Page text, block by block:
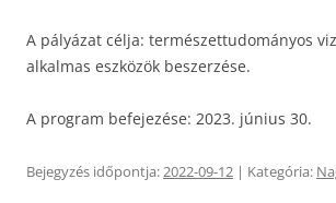
A pályázat célja: természettudományos
alkalmas eszközök beszerzése.
A program befejezése: 2023. június 30.
Bejegyzés időpontja:2022-09-12 | Kategória: